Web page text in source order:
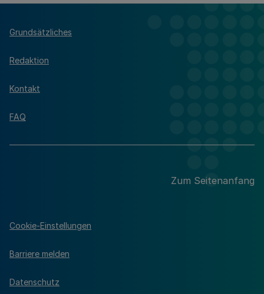
Grundsätzliches
Redaktion
Kontakt
FAQ
Zum Seitenanfang
Cookie-Einstellungen
Barriere melden
Datenschutz